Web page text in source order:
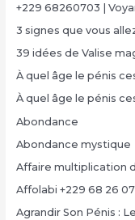
+229 68260703 |
3 signes que vous
39 idées de Valise
À quel âge le pénis
À quel âge le pénis
Abondance
Abondance mystique
Affaire multiplication
Affolabi +229 68 26
Agrandir Son Pénis :